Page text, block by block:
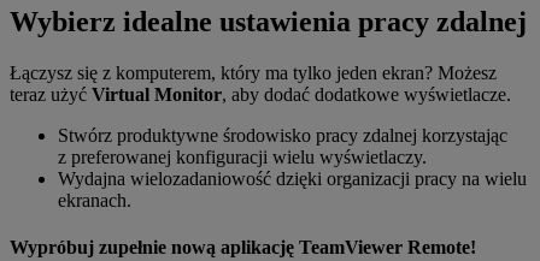
Wybierz idealne ustawienia pracy zdalnej
Łączysz się z komputerem, który ma tylko jeden ekran? Możesz
teraz użyć Virtual Monitor, aby dodać dodatkowe wyświetlacze.
Stwórz produktywne środowisko pracy zdalnej korzystając
z preferowanej konfiguracji wielu wyświetlaczy.
Wydajna wielozadaniowość dzięki organizacji pracy na wielu
ekranach.
Wypróbuj zupełnie nową aplikację TeamViewer Remote!